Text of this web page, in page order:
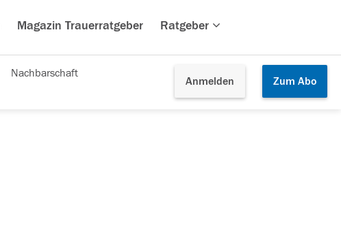
Magazin Trauerratgeber Ratgeber
Anmelden Zum Abo
Nachbarschaft